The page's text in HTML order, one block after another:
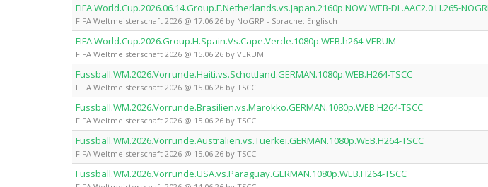
FIFA.World.Cup.2026.06.14.Group.F.Netherlands.vs.Japan.2160p.NOW.WEB-DL.AAC2.0.H.265-
FIFA Weltmeisterschaft 2026 @ 17.06.26 by NoGRP - Sprache: Englisch
FIFA.World.Cup.2026.Group.H.Spain.Vs.Cape.Verde.1080p.WEB.h264-VERUM
FIFA Weltmeisterschaft 2026 @ 15.06.26 by VERUM
Fussball.WM.2026.Vorrunde.Haiti.vs.Schottland.GERMAN.1080p.WEB.H264-TSCC
FIFA Weltmeisterschaft 2026 @ 15.06.26 by TSCC
Fussball.WM.2026.Vorrunde.Brasilien.vs.Marokko.GERMAN.1080p.WEB.H264-TSCC
FIFA Weltmeisterschaft 2026 @ 15.06.26 by TSCC
Fussball.WM.2026.Vorrunde.Australien.vs.Tuerkei.GERMAN.1080p.WEB.H264-TSCC
FIFA Weltmeisterschaft 2026 @ 15.06.26 by TSCC
Fussball.WM.2026.Vorrunde.USA.vs.Paraguay.GERMAN.1080p.WEB.H264-TSCC